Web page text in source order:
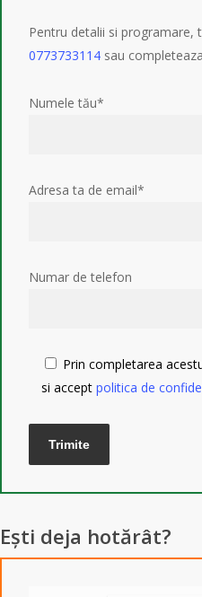
Pentru detalii si programare,
0773733114 sau
Numele tău*
Adresa ta de email*
Numar de telefon
Prin completarea
si accept politica de
Ești deja hotărât?